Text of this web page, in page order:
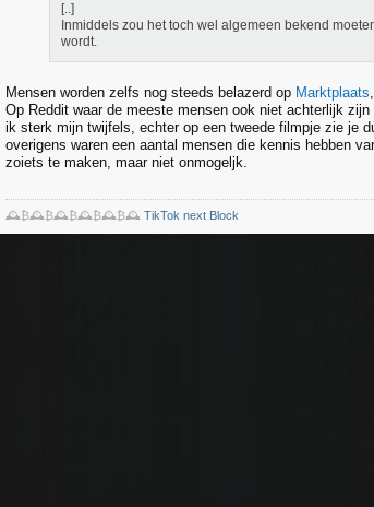
[..]
Inmiddels zou het toch wel algemeen bekend
wordt.
Mensen worden zelfs nog steeds belazerd op Marktplaats
Op Reddit waar de meeste mensen ook niet achterlijk
ik sterk mijn twijfels, echter op een tweede filmpje zie je
overigens waren een aantal mensen die kennis hebben
zoiets te maken, maar niet onmogeljk.
🕰️₿🕰️₿🕰️₿🕰️₿🕰️₿🕰️ TikTok next Block